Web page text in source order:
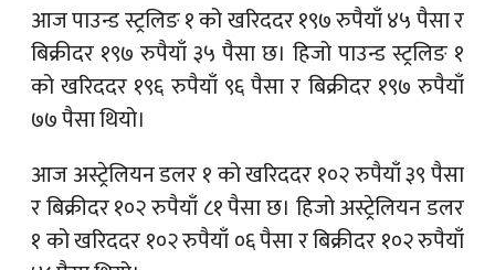
आज पाउन्ड स्ट्रलिङ १ को खरिददर १९७ रुपैयाँ ४५ पैसा र
बिक्रीदर १९७ रुपैयाँ ३५ पैसा छ। हिजो पाउन्ड स्ट्रलिङ १
को खरिददर १९६ रुपैयाँ ९६ पैसा र बिक्रीदर १९७ रुपैयाँ
७७ पैसा थियो।
आज अस्ट्रेलियन डलर १ को खरिददर १०२ रुपैयाँ ३९ पैसा
र बिक्रीदर १०२ रुपैयाँ ८१ पैसा छ। हिजो अस्ट्रेलियन डलर
१ को खरिददर १०२ रुपैयाँ ०६ पैसा र बिक्रीदर १०२ रुपैयाँ